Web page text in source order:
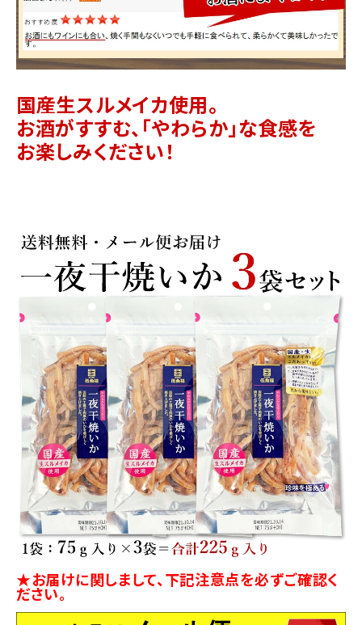
国産生スルメイカ使用。
お酒がすすむ、「やわらか」な食感を
お楽しみください！
★お届けに関しまして、下記注意点を必ずご確認く
ださい。